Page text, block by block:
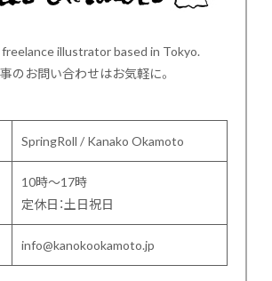
illustrator based in Tokyo.
のお問い合わせはお気軽に。
SpringRoll / Kanako Okamoto
10時～17時
定休日：土日祝日
info@kanokookamoto.jp